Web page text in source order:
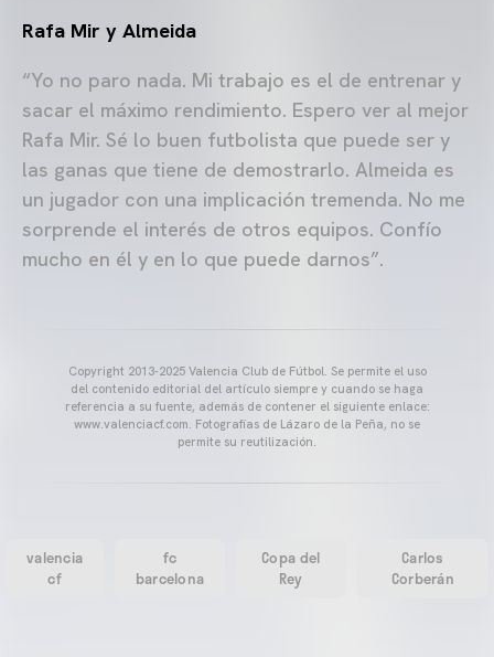
Rafa Mir y Almeida
“Yo no paro nada. Mi trabajo es el de entrenar y
sacar el máximo rendimiento. Espero ver al mejor
Rafa Mir. Sé lo buen futbolista que puede ser y
las ganas que tiene de demostrarlo. Almeida es
un jugador con una implicación tremenda. No me
sorprende el interés de otros equipos. Confío
mucho en él y en lo que puede darnos”.
Copyright 2013-2025 Valencia Club de Fútbol. Se permite el uso
del contenido editorial del artículo siempre y cuando se haga
referencia a su fuente, además de contener el siguiente enlace:
www.valenciacf.com. Fotografías de Lázaro de la Peña, no se
permite su reutilización.
valencia
cf
fc
barcelona
Copa del
Rey
Carlos
Corberán